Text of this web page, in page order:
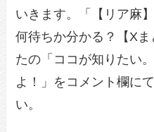
いきます。「【リア麻
何待ちか分かる？【X
たの「ココが知りたい
よ！」をコメント欄に
い。